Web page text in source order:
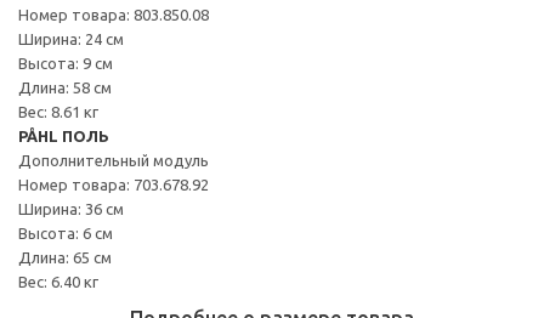
Номер товара: 803.850.08
Ширина: 24 см
Высота: 9 см
Длина: 58 см
Вес: 8.61 кг
PÅHL ПОЛЬ
Дополнительный модуль
Номер товара: 703.678.92
Ширина: 36 см
Высота: 6 см
Длина: 65 см
Вес: 6.40 кг